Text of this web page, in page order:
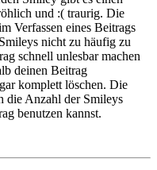
und :( traurig. Die
Verfassen eines Beitrags
nicht zu häufig zu
schnell unlesbar machen
deinen Beitrag
komplett löschen. Die
die Anzahl der Smileys
benutzen kannst.